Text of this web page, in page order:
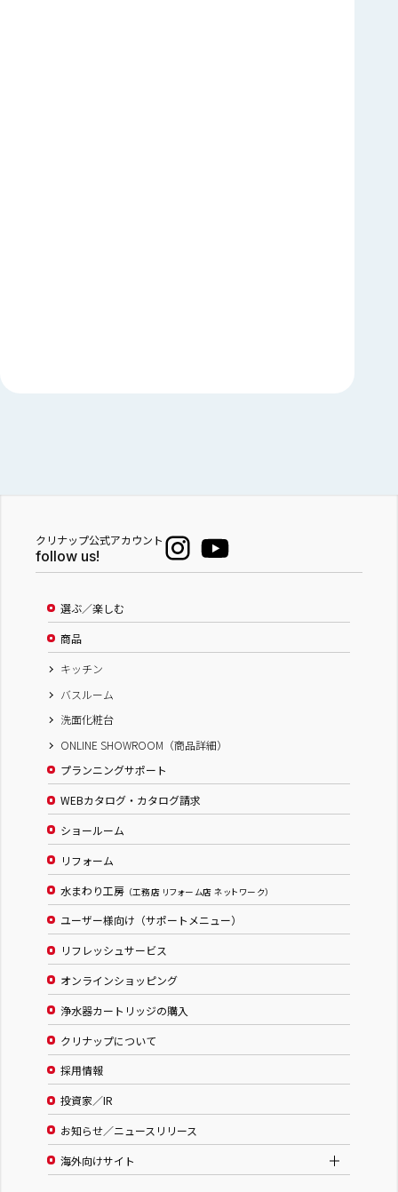
クリナップ公式アカウント
follow us!
選ぶ／楽しむ
商品
キッチン
バスルーム
洗面化粧台
ONLINE SHOWROOM（商品詳細）
プランニングサポート
WEBカタログ・カタログ請求
ショールーム
リフォーム
水まわり工房 （工務店 リフォーム店 ネットワーク）
ユーザー様向け（サポートメニュー）
リフレッシュサービス
オンラインショッピング
浄水器カートリッジの購入
クリナップについて
採用情報
投資家／IR
お知らせ／ニュースリリース
海外向けサイト